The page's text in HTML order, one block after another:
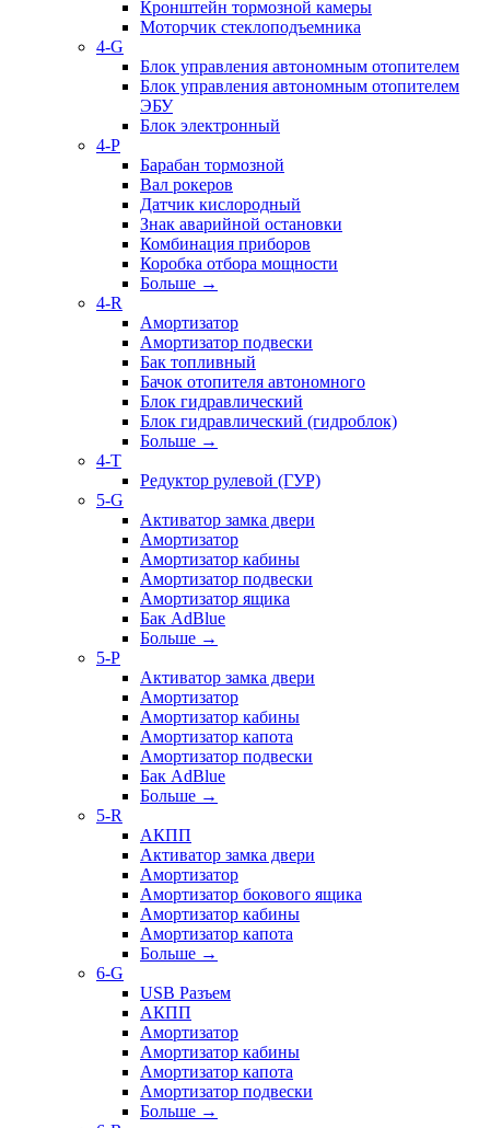
Кронштейн тормозной камеры
Моторчик стеклоподъемника
4-G
Блок управления автономным отопителем
Блок управления автономным отопителем
ЭБУ
Блок электронный
4-P
Барабан тормозной
Вал рокеров
Датчик кислородный
Знак аварийной остановки
Комбинация приборов
Коробка отбора мощности
Больше →
4-R
Амортизатор
Амортизатор подвески
Бак топливный
Бачок отопителя автономного
Блок гидравлический
Блок гидравлический (гидроблок)
Больше →
4-T
Редуктор рулевой (ГУР)
5-G
Активатор замка двери
Амортизатор
Амортизатор кабины
Амортизатор подвески
Амортизатор ящика
Бак AdBlue
Больше →
5-P
Активатор замка двери
Амортизатор
Амортизатор кабины
Амортизатор капота
Амортизатор подвески
Бак AdBlue
Больше →
5-R
АКПП
Активатор замка двери
Амортизатор
Амортизатор бокового ящика
Амортизатор кабины
Амортизатор капота
Больше →
6-G
USB Разъем
АКПП
Амортизатор
Амортизатор кабины
Амортизатор капота
Амортизатор подвески
Больше →